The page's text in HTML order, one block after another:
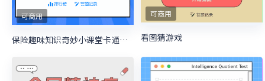
可商用
保险趣味知识奇妙小课堂卡通粗线条风格答题活动
可商用
看图猜游戏